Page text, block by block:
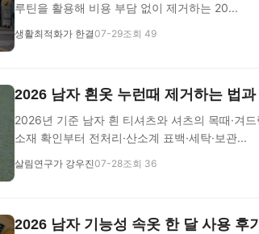
루틴을 활용해 비용 부담 없이 제거하는 20...
생활최적화가 한결07-29조회 49
2026 남자 흰옷 누런때 제거하는 법과
2026년 기준 남자 흰 티셔츠와 셔츠의 목때·겨
소재 확인부터 전처리·산소계 표백·세탁·보관...
살림연구가 강우진07-28조회 36
2026 남자 기능성 속옷 한 달 사용 후